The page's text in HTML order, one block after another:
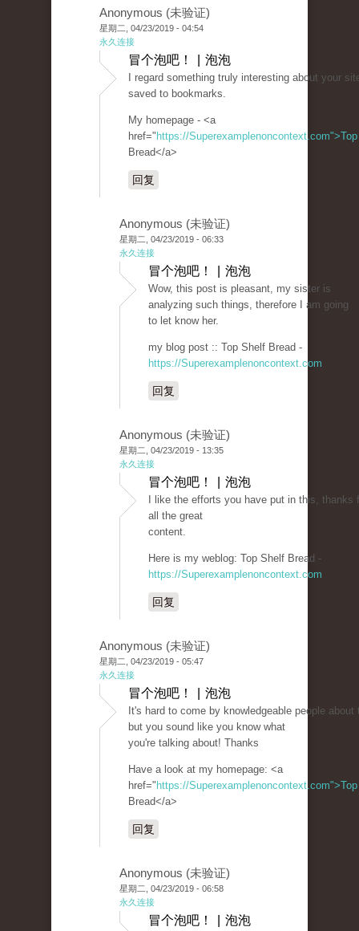
Anonymous (未验证)
星期二, 04/23/2019 - 04:54
永久连接
冒个泡吧！ | 泡泡
I regard something truly interesting about your
saved to bookmarks.
My homepage - <a
href=" https://Superexamplenoncontext.com">Top
Bread</a>
回复
Anonymous (未验证)
星期二, 04/23/2019 - 06:33
永久连接
冒个泡吧！ | 泡泡
Wow, this post is pleasant, my sister is
analyzing such things, therefore I am going
to let know her.
my blog post :: Top Shelf Bread -
https://Superexamplenoncontext.com
回复
Anonymous (未验证)
星期二, 04/23/2019 - 13:35
永久连接
冒个泡吧！ | 泡泡
I like the efforts you have put in this, thanks
all the great
content.
Here is my weblog: Top Shelf Bread -
https://Superexamplenoncontext.com
回复
Anonymous (未验证)
星期二, 04/23/2019 - 05:47
永久连接
冒个泡吧！ | 泡泡
It's hard to come by knowledgeable people
but you sound like you know what
you're talking about! Thanks
Have a look at my homepage: <a
href=" https://Superexamplenoncontext.com">Top
Bread</a>
回复
Anonymous (未验证)
星期二, 04/23/2019 - 06:58
永久连接
冒个泡吧！ | 泡泡